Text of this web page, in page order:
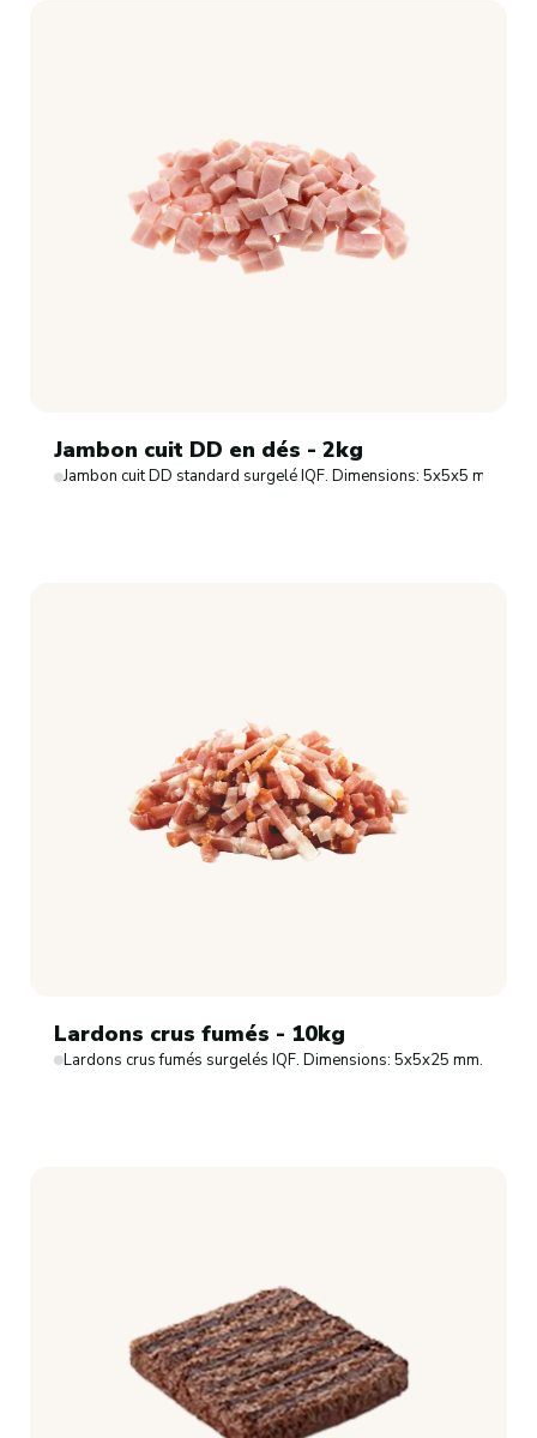
Jambon cuit DD en dés - 2kg
Jambon cuit DD standard surgelé IQF. Dimensions: 5x5x5 mm.
Lardons crus fumés - 10kg
Lardons crus fumés surgelés IQF. Dimensions: 5x5x25 mm.